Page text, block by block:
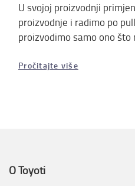
U svojoj proizvodnji
proizvodnje i radimo po
proizvodimo samo ono što
Pročitajte više
O Toyoti